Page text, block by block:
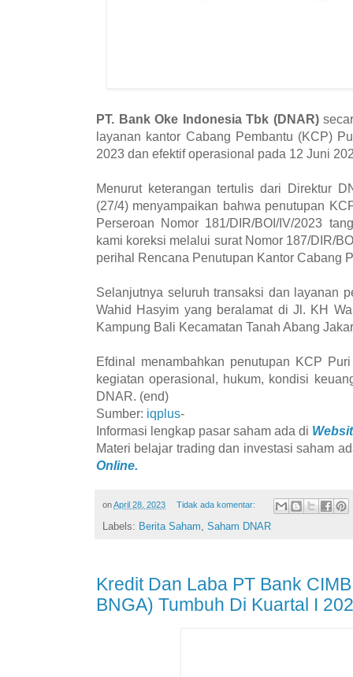
PT. Bank Oke Indonesia Tbk (DNAR)
layanan kantor Cabang Pembantu (KCP)
2023 dan efektif operasional pada 12 Juni
Menurut keterangan tertulis dari Direktur
(27/4) menyampaikan bahwa penutupan
Perseroan Nomor 181/DIR/BOI/IV/2023
kami koreksi melalui surat Nomor 187/DIR/
perihal Rencana Penutupan Kantor Cabang
Selanjutnya seluruh transaksi dan layanan
Wahid Hasyim yang beralamat di Jl. KH
Kampung Bali Kecamatan Tanah Abang
Efdinal menambahkan penutupan KCP
kegiatan operasional, hukum, kondisi
DNAR. (end)
Sumber: iqplus-
Informasi lengkap pasar saham ada di
Materi belajar trading dan investasi saham
Online.
onApril 28, 2023 Tidak ada komentar:
Labels: Berita Saham Saham DNAR
Kredit Dan Laba PT Bank
BNGA) Tumbuh Di Kuartal I